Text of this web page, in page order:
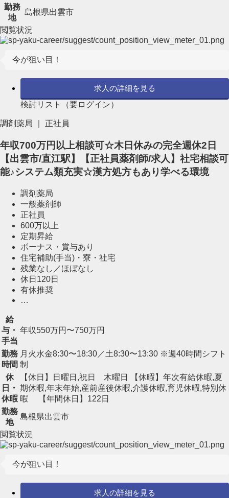
勤務
地
島根県出雲市
閲覧状況
今が狙い目！
求人の詳細を見る
検討リスト（要ログイン）
調剤薬局 ｜ 正社員
年収700万円以上相談可☆木日休みの完全週休2日
【出雲市/直江駅】【正社員薬剤師/求人】社宅相談可
能♪システム類充実☆漢方処方もあり学べる環境
調剤薬局
一般薬剤師
正社員
600万以上
定期昇給
ボーナス・賞与あり
住宅補助(手当)・寮・社宅
残業なし／ほぼなし
休日120日
有休推奨
…
給
与・
手当
年収550万円〜750万円
勤務
時間
月火水金8:30〜18:30／土8:30〜13:30 ※週40時間シフト
制
休
日・
休暇
【休日】日曜日,祝日 木曜日 【休暇】年次有給休暇,夏
期休暇,年末年始,産前産後休暇,介護休暇,育児休暇,特別休
暇 【年間休日】122日
勤務
地
島根県出雲市
閲覧状況
今が狙い目！
求人の詳細を見る